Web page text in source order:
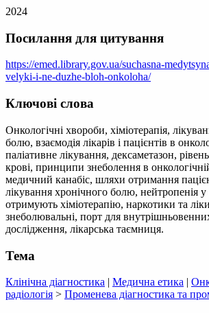
2024
Посилання для цитування
https://emed.library.gov.ua/suchasna-
velyki-i-ne-duzhe-bloh-onkoloha/
Ключові слова
Онкологічні хвороби, хіміотерапія,
болю, взаємодія лікарів і пацієнтів в
паліативне лікування, дексаметазон,
крові, принципи знеболення в
медичний канабіс, шляхи отримання
лікування хронічного болю, нейтропенія у
отримують хіміотерапію, наркотики та
знеболювальні, порт для внутрішньовенних
дослідження, лікарська таємниця.
Тема
Клінічна діагностика | Медична етика |
радіологія > Променева діагностика та